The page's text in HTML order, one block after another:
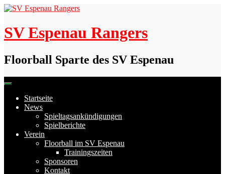
Skip
content
SV Espenau Rangers
Floorball Sparte des SV Espenau
Startseite
News
Spieltagsankündigungen
Spielberichte
Verein
Floorball im SV Espenau
Trainingszeiten
Sponsoren
Kontakt